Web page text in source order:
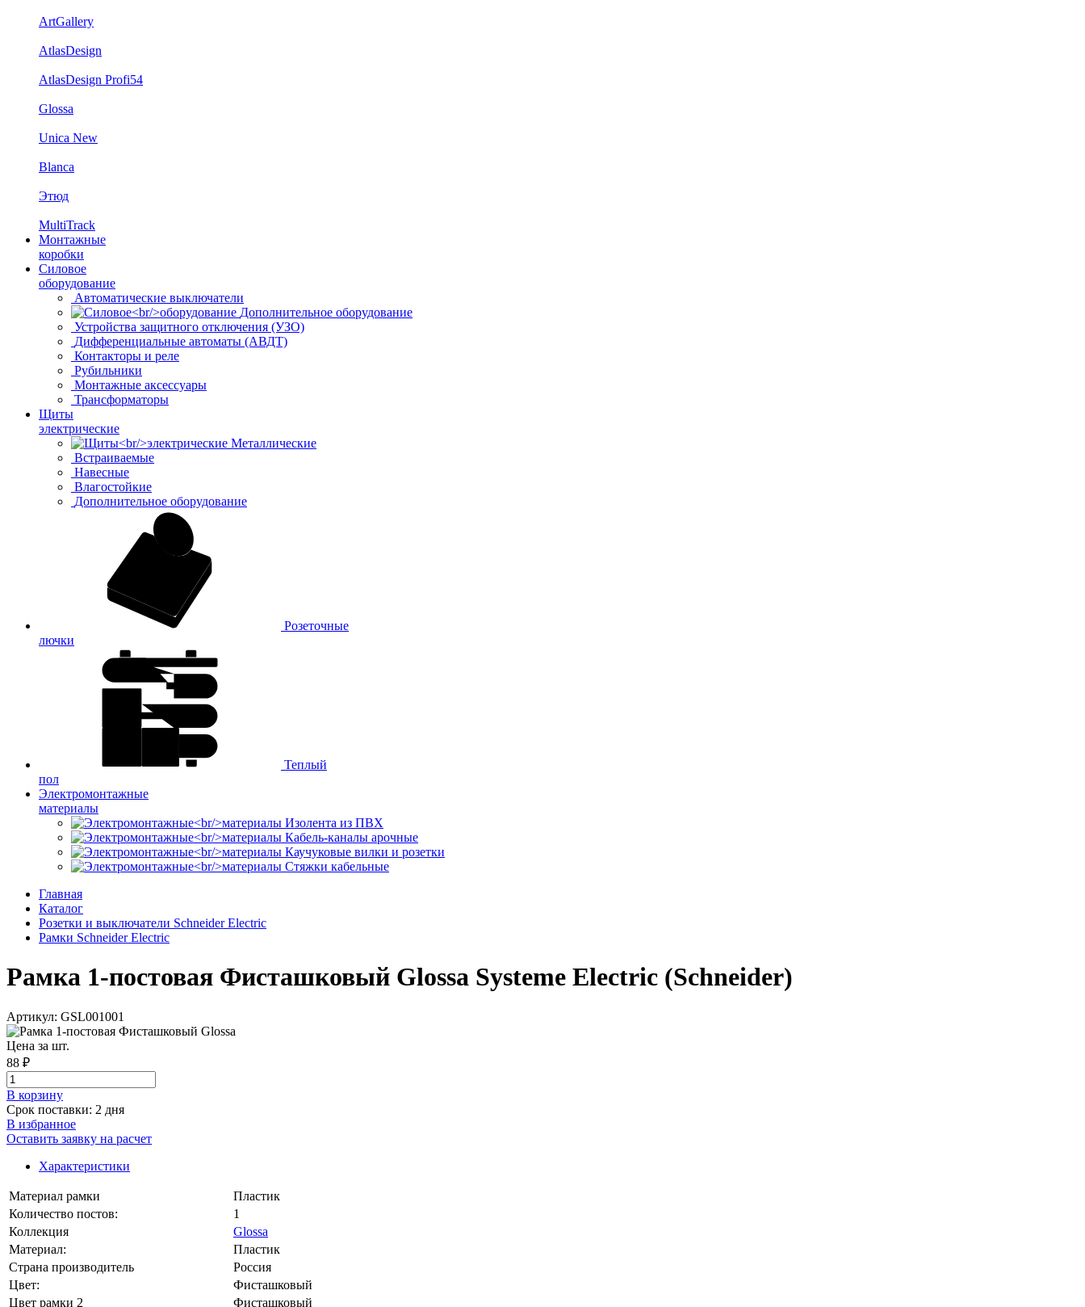
ArtGallery
AtlasDesign
AtlasDesign Profi54
Glossa
Unica New
Blanca
Этюд
MultiTrack
Монтажные
коробки
Силовое
оборудование
Автоматические выключатели
Дополнительное оборудование
Устройства защитного отключения (УЗО)
Дифференциальные автоматы (АВДТ)
Контакторы и реле
Рубильники
Монтажные аксессуары
Трансформаторы
Щиты
электрические
Металлические
Встраиваемые
Навесные
Влагостойкие
Дополнительное оборудование
Розеточные
лючки
Теплый
пол
Электромонтажные
материалы
Изолента из ПВХ
Кабель-каналы арочные
Каучуковые вилки и розетки
Стяжки кабельные
Главная
Каталог
Розетки и выключатели Schneider Electric
Рамки Schneider Electric
Рамка 1-постовая Фисташковый Glossa Systeme Electric (Schneider)
Артикул: GSL001001
Цена за шт.
88 ₽
В корзинy
Срок поставки: 2 дня
В избранное
Оставить заявку на расчет
Характеристики
Материал рамки
Пластик
Количество постов:
1
Коллекция
Glossa
Материал:
Пластик
Страна производитель
Россия
Цвет:
Фисташковый
Цвет рамки 2
Фисташковый